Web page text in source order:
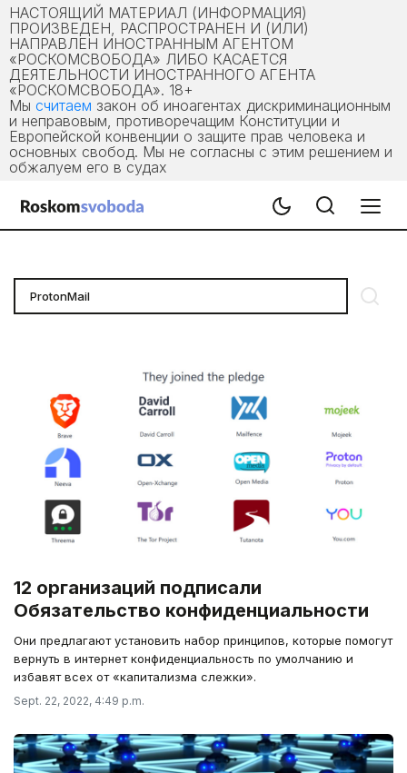
НАСТОЯЩИЙ МАТЕРИАЛ (ИНФОРМАЦИЯ)
ПРОИЗВЕДЕН, РАСПРОСТРАНЕН И (ИЛИ)
НАПРАВЛЕН ИНОСТРАННЫМ АГЕНТОМ
«РОСКОМСВОБОДА» ЛИБО КАСАЕТСЯ
ДЕЯТЕЛЬНОСТИ ИНОСТРАННОГО АГЕНТА
«РОСКОМСВОБОДА». 18+
Мы считаем закон об иноагентах дискриминационным
и неправовым, противоречащим Конституции и
Европейской конвенции о защите прав человека и
основных свобод. Мы не согласны с этим решением и
обжалуем его в судах
12 организаций подписали
Обязательство конфиденциальности
Они предлагают установить набор принципов, которые помогут
вернуть в интернет конфиденциальность по умолчанию и
избавят всех от «капитализма слежки».
Sept. 22, 2022, 4:49 p.m.